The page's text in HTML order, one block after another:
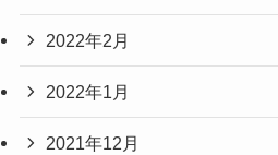
2022年2月
2022年1月
2021年12月